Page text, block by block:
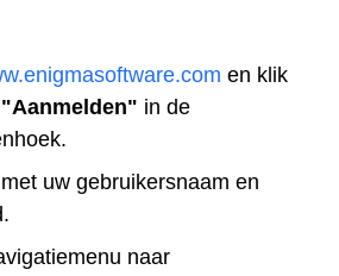
en klik
"Aanmelden" in de
uw gebruikersnaam en
naar